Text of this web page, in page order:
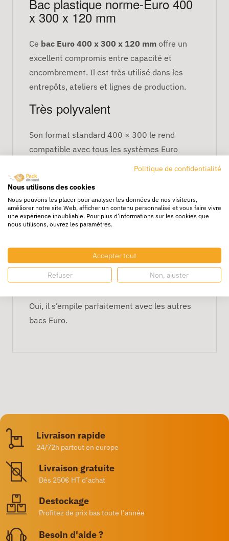
Bac plastique norme-Euro 400
x 300 x 120 mm
Ce bac Euro 400 x 300 x 120 mm offre un
excellent compromis entre capacité et
encombrement. Il est très utilisé dans les
entrepôts, ateliers et lignes de production.
Très polyvalent
Son format standard 400 × 300 le rend
compatible avec tous les systèmes Euro
Caractéristiques techniques
Dimensions : 400 × 300 × 120 mm
Matière : plastique résistant
FAQ
Est-il empilable ?
Oui, il s’empile parfaitement avec les autres
bacs Euro.
Livraison rapide
24/72h partout en europe
Livraison gratuite
Dès 250€ HT d’achat
Destockage
Profitez de prix bas toute l’année
Besoin d'aide ?
Politique de confidentialité
Nous utilisons des cookies
Nous pouvons les placer pour analyser les données de nos visiteurs,
améliorer notre site Web, afficher un contenu personnalisé et vous faire vivre
une expérience inoubliable. Pour plus d'informations sur les cookies que
nous utilisons, ouvrez les paramètres.
Accepter tout
Refuser Non, ajuster